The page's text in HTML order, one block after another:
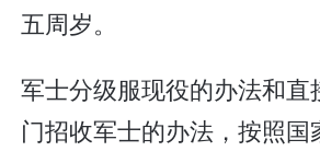
五周岁。
军士分级服现役的办法和直
门招收军士的办法，按照国